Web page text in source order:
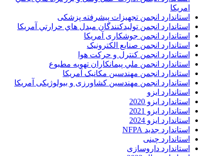
امريکا
استاندارد انجمن تجهیزات پیشرفته پزشکی
استاندارد انجمن توليدکنندگان مبدل هاي حرارتي آمريکا
استاندارد انجمن جوشکاری آمریکا
استاندارد انجمن صنايع الکترونيک
استاندارد انجمن کنترل و حرکت هوا
استاندارد انجمن ملي پيمانکاران تهويه مطبوع
استاندارد انجمن مهندسين مکانيک آمريکا
استاندارد انجمن مهندسین کشاورزی و بیولوژیکی آمریکا
استاندارد ایزو
استاندارد ایزو 2020
استاندارد ایزو 2021
استاندارد ایزو 2024
استاندارد جدید NFPA
استاندارد چینی
استاندارد داروسازی